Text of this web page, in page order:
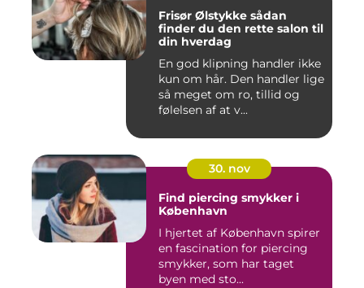
Frisør Ølstykke sådan
finder du den rette salon til
din hverdag
En god klipning handler ikke
kun om hår. Den handler lige
så meget om ro, tillid og
følelsen af at v...
30. nov
Find piercing smykker i
København
I hjertet af København spirer
en fascination for piercing
smykker, som har taget
byen med sto...